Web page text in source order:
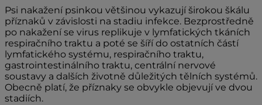
Psi nakažení psinkou většinou vykazují širokou škálu
příznaků v závislosti na stadiu infekce. Bezprostředně
po nakažení se virus replikuje v lymfatických tkáních
respiračního traktu a poté se šíří do ostatních částí
lymfatického systému, respiračního traktu,
gastrointestinálního traktu, centrální nervové
soustavy a dalších životně důležitých tělních systémů.
Obecně platí, že příznaky se obvykle objevují ve dvou
stadiích.